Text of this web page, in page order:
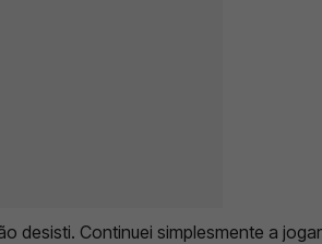
desisti. Continuei simplesmente a